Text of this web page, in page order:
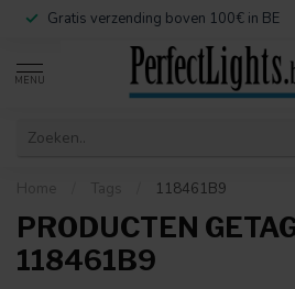
Gratis verzending boven 100€ in BE
MENU
Home Tags 118461B9
PRODUCTEN
118461B9